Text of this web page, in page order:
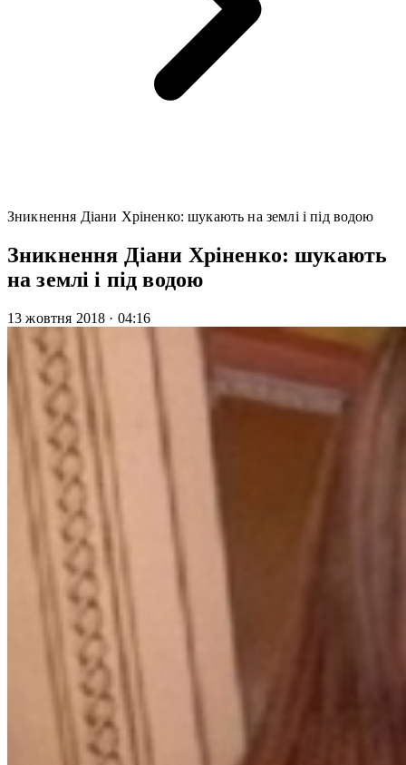
Зникнення Діани Хріненко: шукають на землі і під водою
Зникнення Діани Хріненко: шукають
на землі і під водою
13 жовтня 2018 · 04:16